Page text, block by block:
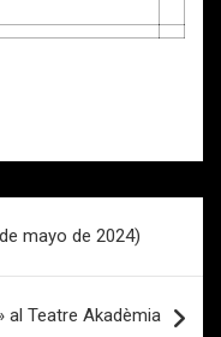
mayo de 2024)
al Teatre Akadèmia